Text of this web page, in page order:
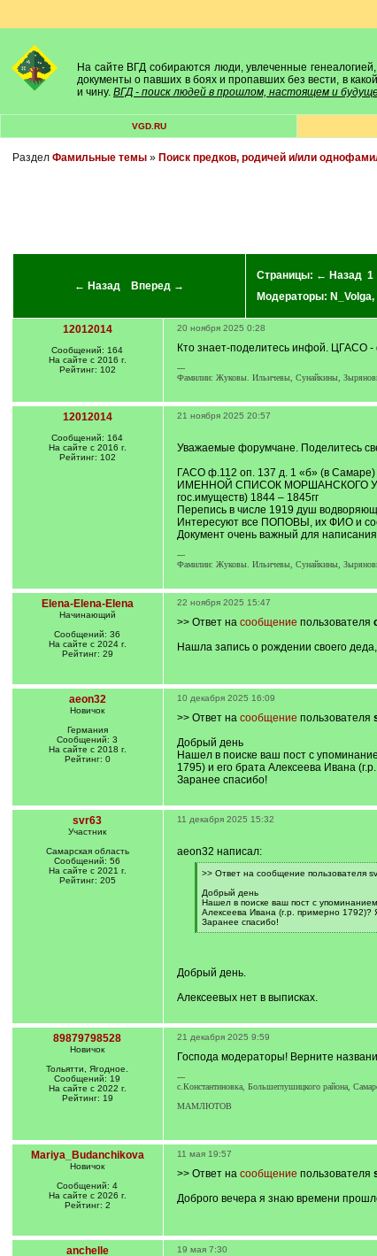
На сайте ВГД собираются люди, увлеченные
документы о павших в боях и пропавших без вести, в
и чину. ВГД - поиск людей в прошлом, настоящем и
VGD.RU
Раздел Фамильные темы» Поиск предков, родичей и/или
← Назад Вперед →
Страницы: ← Назад 1
Модераторы: N_Volga,
12012014
Сообщений: 164
На сайте с 2016 г.
Рейтинг: 102
20 ноября 2025 0:28
Кто знает-поделитесь инфой. ЦГАСО -
---
Фамилии: Жуковы. Ильичевы, Сунайкины,
12012014
Сообщений: 164
На сайте с 2016 г.
Рейтинг: 102
21 ноября 2025 20:57
Уважаемые форумчане. Поделитесь
ГАСО ф.112 оп. 137 д. 1 «б» (в Самаре)
ИМЕННОЙ СПИСОК МОРШАНСКОГО
гос.имуществ) 1844 – 1845гг
Перепись в числе 1919 душ
Интересуют все ПОПОВЫ, их ФИО и
Документ очень важный для
---
Фамилии: Жуковы. Ильичевы, Сунайкины,
Elena-Elena-Elena
Начинающий
Сообщений: 36
На сайте с 2024 г.
Рейтинг: 29
22 ноября 2025 15:47
>> Ответ на сообщение пользователя
Нашла запись о рождении своего
aeon32
Новичок
Германия
Сообщений: 3
На сайте с 2018 г.
Рейтинг: 0
10 декабря 2025 16:09
>> Ответ на сообщение пользователя
Добрый день
Нашел в поиске ваш пост с
1795) и его брата Алексеева Ивана
Заранее спасибо!
svr63
Участник
Самарская область
Сообщений: 56
На сайте с 2021 г.
Рейтинг: 205
11 декабря 2025 15:32
aeon32 написал:
[
]
>> Ответ на сообщение пользователя
Добрый день
Нашел в поиске ваш пост с
Алексеева Ивана (г.р. примерно 1792)?
Заранее спасибо!
[
Добрый день.
Алексеевых нет в выписках.
89879798528
Новичок
Тольятти, Ягодное.
Сообщений: 19
На сайте с 2022 г.
Рейтинг: 19
21 декабря 2025 9:59
Господа модераторы! Верните
---
с.Константиновка, Большеглушицкого района,
МАМЛЮТОВ
Mariya_Budanchikova
Новичок
Сообщений: 4
На сайте с 2026 г.
Рейтинг: 2
11 мая 19:57
>> Ответ на сообщение пользователя
Доброго вечера я знаю времени
anchelle 19 мая 7:30